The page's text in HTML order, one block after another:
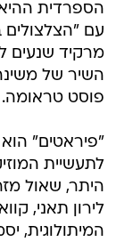
הספרדית ההיא
עם "הצלצולים
מרקיד שנעים
השיר של
פוסט טראומה.
"פיראטים" הוא
לתעשיית
היתר, שאול
לירון תאני,
המיתולוגית,